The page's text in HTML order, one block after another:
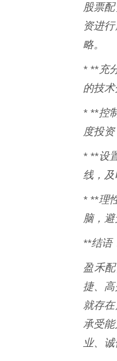
股票
资进
略。
* **充
的技
* **控
度投资
* **设
线，及
* **理
脑，
**结语
盈禾
捷、
就存
承受
业、